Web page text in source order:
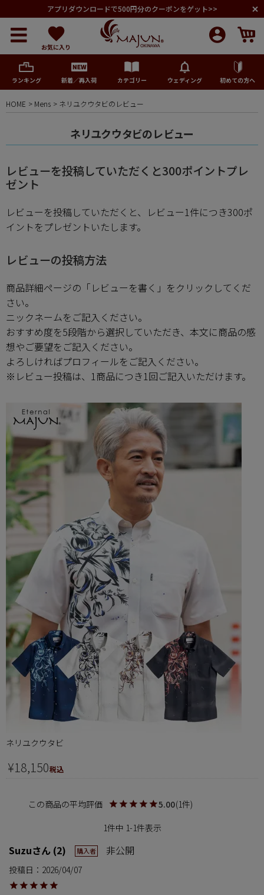
アプリダウンロードで500円分のクーポンをゲット>>
お気に入り
ランキング 新着／再入荷 カテゴリー ウェディング 初めての方へ
メンズ
レディース
キッズ
ペア商品
新商品
再入荷商品
アウトレット
レーベルから探す
HOME Mens ネリユクウタビのレビュー
ネリユクウタビのレビュー
レビューを投稿していただくと300ポイントプレ
ゼント
レビューを投稿していただくと、レビュー1件につき300ポ
イントをプレゼントいたします。
レビューの投稿方法
商品詳細ページの「レビューを書く」をクリックしてくだ
さい。
ニックネームをご記入ください。
おすすめ度を5段階から選択していただき、本文に商品の感
想やご要望をご記入ください。
よろしければプロフィールをご記入ください。
※レビュー投稿は、1商品につき1回ご記入いただけます。
ネリユクウタビ
¥18,150税込
5.00 1
1件中 1-1件表示
Suzu 2 購入者 非公開
投稿日 2026/04/07